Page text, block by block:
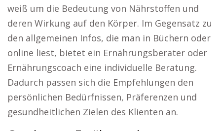
weiß um die Bedeutung von Nährstoffen und
deren Wirkung auf den Körper. Im Gegensatz zu
den allgemeinen Infos, die man in Büchern oder
online liest, bietet ein Ernährungsberater oder
Ernährungscoach eine individuelle Beratung.
Dadurch passen sich die Empfehlungen den
persönlichen Bedürfnissen, Präferenzen und
gesundheitlichen Zielen des Klienten an.